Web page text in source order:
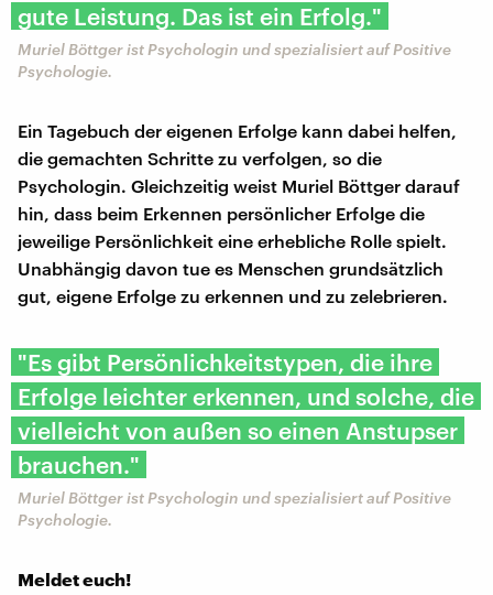
gute Leistung. Das ist ein Erfolg."
Muriel Böttger ist Psychologin und spezialisiert auf Positive
Psychologie.
Ein Tagebuch der eigenen Erfolge kann dabei helfen,
die gemachten Schritte zu verfolgen, so die
Psychologin. Gleichzeitig weist Muriel Böttger darauf
hin, dass beim Erkennen persönlicher Erfolge die
jeweilige Persönlichkeit eine erhebliche Rolle spielt.
Unabhängig davon tue es Menschen grundsätzlich
gut, eigene Erfolge zu erkennen und zu zelebrieren.
"Es gibt Persönlichkeitstypen, die ihre
Erfolge leichter erkennen, und solche, die
vielleicht von außen so einen Anstupser
brauchen."
Muriel Böttger ist Psychologin und spezialisiert auf Positive
Psychologie.
Meldet euch!